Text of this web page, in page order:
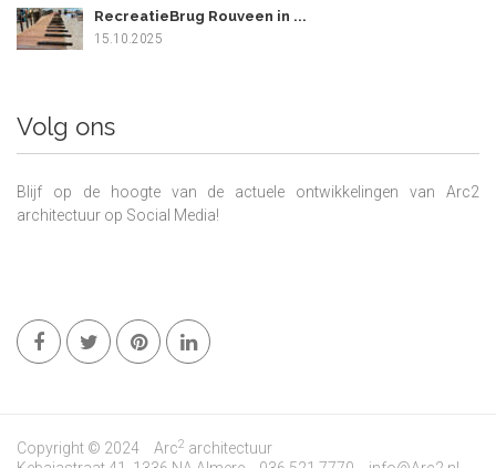
RecreatieBrug Rouveen in ...
15.10.2025
Volg ons
Blijf op de hoogte van de actuele ontwikkelingen van Arc2
architectuur op Social Media!
Copyright © 2024 Arc2 architectuur